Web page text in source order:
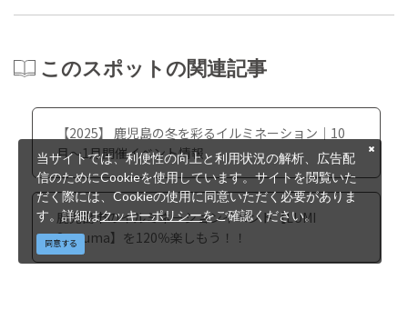
このスポットの関連記事
【2025】 鹿児島の冬を彩るイルミネーション｜10
月～1月開催イベント情報
鹿児島市のイルミネーションイベント【LUMI
Satsuma】を120％楽しもう！！
当サイトでは、利便性の向上と利用状況の解析、広告配
信のためにCookieを使用しています。サイトを閲覧いた
だく際には、Cookieの使用に同意いただく必要がありま
す。詳細はクッキーポリシーをご確認ください。
同意する